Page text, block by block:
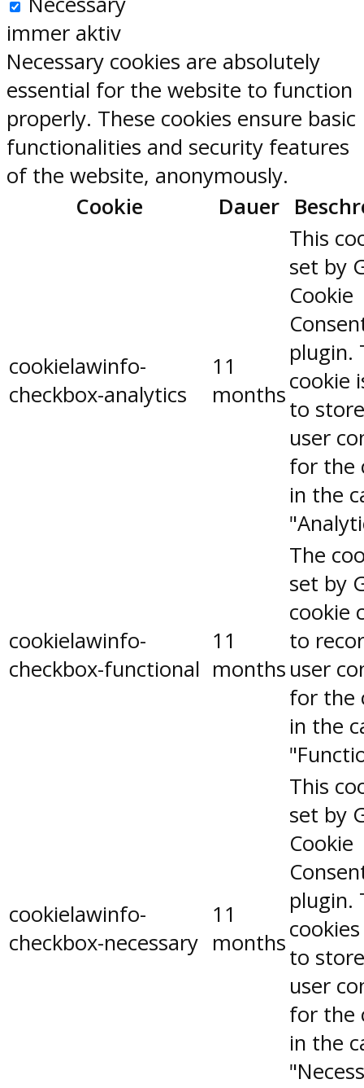
immer aktiv
Necessary cookies are absolutely
essential for the website to function
properly. These cookies ensure basic
functionalities and security features
of the website, anonymously.
Cookie
Dauer
cookielawinfo-
checkbox-analytics
11
months
This
set by
Cookie
plugin.
cookie
to
user
for the
in the
cookielawinfo-
checkbox-functional
11
months
The
set by
cookie
to
user
for the
in the
cookielawinfo-
checkbox-necessary
11
months
This
set by
Cookie
plugin.
to
user
for the
in the